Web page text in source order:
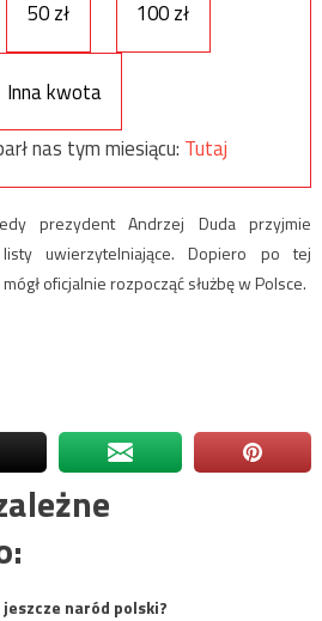
50 zł 100 zł
Inna kwota
nas tym miesiącu: Tutaj
prezydent Andrzej Duda przyjmie
uwierzytelniające. Dopiero po tej
oficjalnie rozpocząć służbę w Polsce.
jeszcze naród polski?